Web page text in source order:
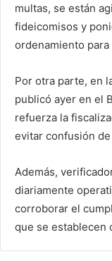
multas, se están
fideicomisos y
ordenamiento
Por otra parte, en
publicó ayer en el
refuerza la
evitar confusión
Además,
diariamente
corroborar el
que se establecen